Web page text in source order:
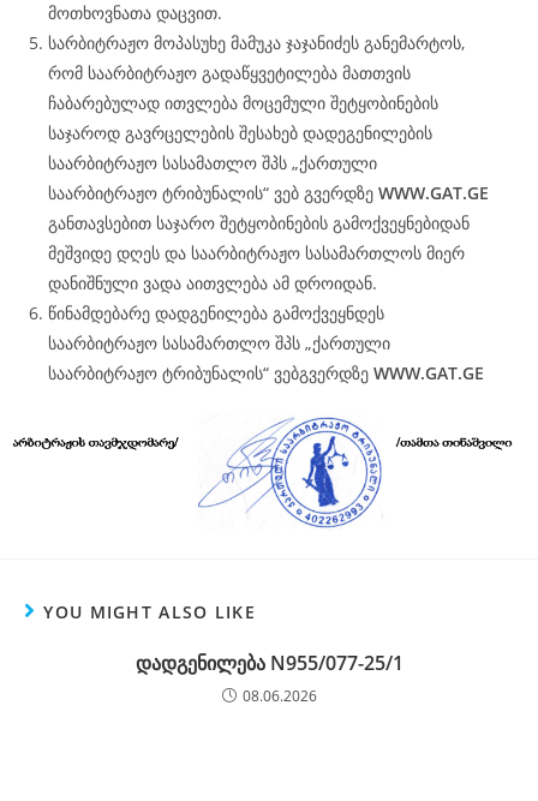
მოთხოვნათა დაცვით.
სარბიტრაჟო მოპასუხე მამუკა ჯაჯანიძეს განემარტოს,
რომ საარბიტრაჟო გადაწყვეტილება მათთვის
ჩაბარებულად ითვლება მოცემული შეტყობინების
საჯაროდ გავრცელების შესახებ დადეგენილების
საარბიტრაჟო სასამათლო შპს „ქართული
საარბიტრაჟო ტრიბუნალის“ ვებ გვერდზე WWW.GAT.GE
განთავსებით საჯარო შეტყობინების გამოქვეყნებიდან
მეშვიდე დღეს და საარბიტრაჟო სასამართლოს მიერ
დანიშნული ვადა აითვლება ამ დროიდან.
წინამდებარე დადგენილება გამოქვეყნდეს
საარბიტრაჟო სასამართლო შპს „ქართული
საარბიტრაჟო ტრიბუნალის“ ვებგვერდზე WWW.GAT.GE
YOU MIGHT ALSO LIKE
დადგენილება N955/077-25/1
08.06.2026